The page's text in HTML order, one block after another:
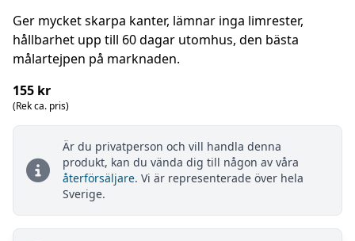
Ger mycket skarpa kanter, lämnar inga limrester,
hållbarhet upp till 60 dagar utomhus, den bästa
målartejpen på marknaden.
155 kr
(Rek ca. pris)
Är du privatperson och vill handla denna
produkt, kan du vända dig till någon av våra
återförsäljare. Vi är representerade över hela
Sverige.